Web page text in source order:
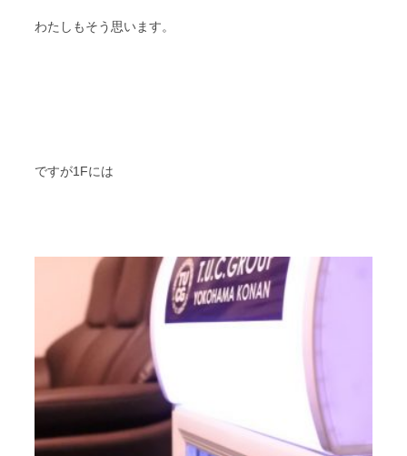
わたしもそう思います。
ですが1Fには